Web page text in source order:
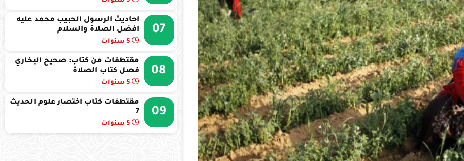
07
احاديث الرسول الحبيب محمد عليه
افضل الصلاة والسلام
08
مقتطفات من كتاب: صحيح البخاري
فصل كتاب الصلاة
09
مقتطفات كتاب اختصار علوم الحديث
7